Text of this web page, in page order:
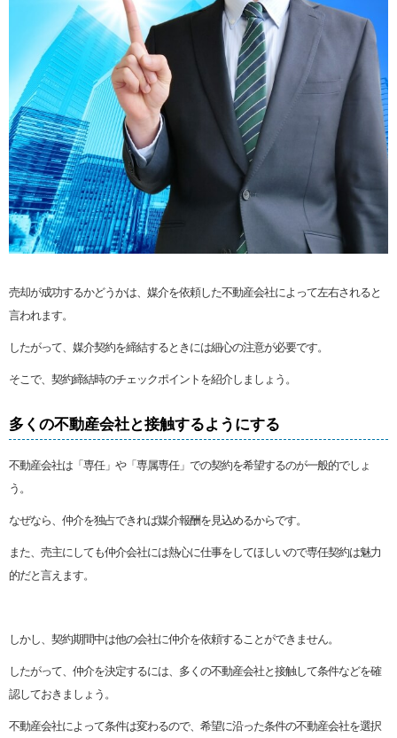
売却が成功するかどうかは、媒介を依頼した不動産会社によって左右されると
言われます。
したがって、媒介契約を締結するときには細心の注意が必要です。
そこで、契約締結時のチェックポイントを紹介しましょう。
多くの不動産会社と接触するようにする
不動産会社は「専任」や「専属専任」での契約を希望するのが一般的でしょ
う。
なぜなら、仲介を独占できれば媒介報酬を見込めるからです。
また、売主にしても仲介会社には熱心に仕事をしてほしいので専任契約は魅力
的だと言えます。
しかし、契約期間中は他の会社に仲介を依頼することができません。
したがって、仲介を決定するには、多くの不動産会社と接触して条件などを確
認しておきましょう。
不動産会社によって条件は変わるので、希望に沿った条件の不動産会社を選択